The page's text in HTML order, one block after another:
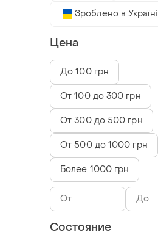
Зроблено в Україні
Цена
До 100 грн
От 100 до 300 грн
От 300 до 500 грн
От 500 до 1000 грн
Более 1000 грн
Состояние